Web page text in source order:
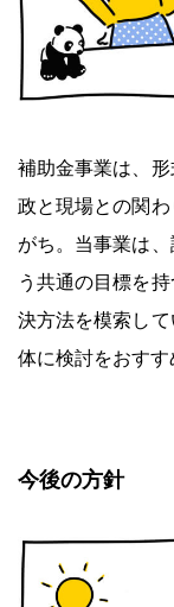
補助金事業は、
政と現場との関
がち。当事業は
う共通の目標を
決方法を模索し
体に検討をおすす
今後の方針